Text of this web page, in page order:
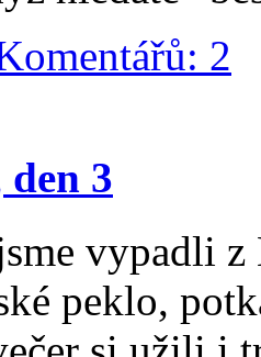
2
3
vypadli
peklo,